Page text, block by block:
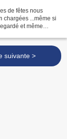
de fêtes nous
chargées ...même si
et même
suivante >